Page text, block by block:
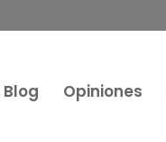
Blog Opiniones